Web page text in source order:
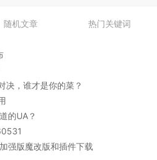
随机文章 热门关键词
决，谁才是你的菜？
的UA？
强版魔改版和插件下载